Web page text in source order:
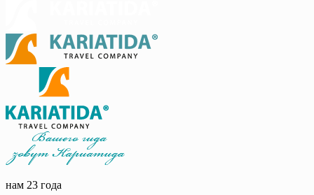
нам 23 года